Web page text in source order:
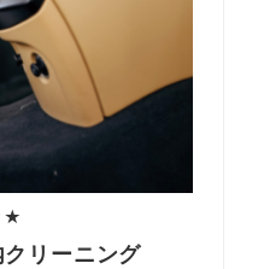
リーニング